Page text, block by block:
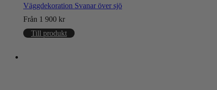
Väggdekoration Svanar över sjö
Från 1 900 kr
Till produkt